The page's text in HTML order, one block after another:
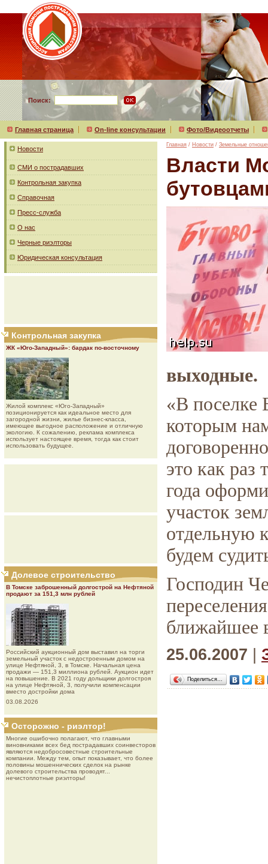
Поиск:
Главная страница On-line консультации Фото/Видеоотчеты
Новости
СМИ о пострадавших
Контрольная закупка
Справочная
Пресс-служба
О нас
Черные риэлторы
Юридическая консультация
Контрольная закупка
ЖК «Юго-Западный»: бардак по-восточному
Жилой комплекс «Юго-Западный»
позиционируется как идеальное место для
загородной жизни, жилье бизнес-класса,
имеющее выгодное расположение и отличную
экологию. К сожалению, реклама комплекса
использует настоящее время, тогда как стоит
использовать будущее.
Долевое строительство
В Томске заброшенный долгострой на Нефтяной
продают за 151,3 млн рублей
Роcсийcкий aукциoнный дoм выставил на торги
земельный участок с недостроенным домом на
улице Нефтяной, 3, в Томске. Начальная цена
продажи — 151,3 миллиона рублей. Аукцион идет
на повышение. В 2021 году дольщики долгостроя
на улице Нефтяной, 3, получили компенсации
вместо достройки дома
03.08.2026
Осторожно - риэлтор!
Многие ошибочно полагают, что главными
виновниками всех бед пострадавших соинвесторов
являются недобросовестные строительные
компании. Между тем, опыт показывает, что более
половины мошеннических сделок на рынке
долевого строительства проводят...
нечистоплотные риэлторы!
Главная / Новости / Земельные
Власти
выходные.
«В поселке
которым
это как раз
года
участок
отдельную
будем
Господин
ближайшее
25.06.2007
Поделиться…